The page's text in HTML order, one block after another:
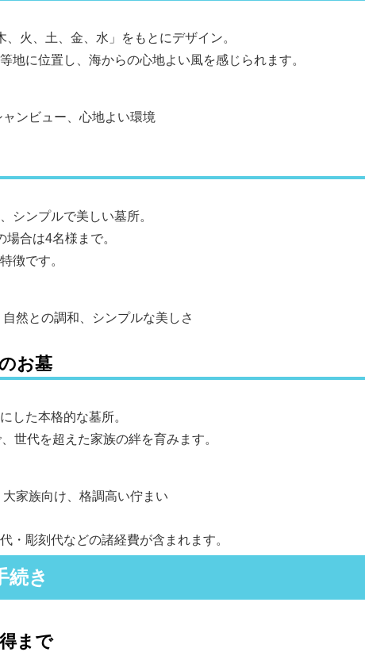
火、土、金、水」をもとにデザイン。
地に位置し、海からの心地よい風を感じられます。
ンビュー、心地よい環境
シンプルで美しい墓所。
合は4名様まで。
徴です。
然との調和、シンプルな美しさ
お墓
した本格的な墓所。
世代を超えた家族の絆を育みます。
家族向け、格調高い佇まい
・彫刻代などの諸経費が含まれます。
続き
まで